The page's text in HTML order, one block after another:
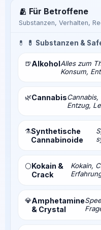
🫂 Für Betroffene
Substanzen, Verhalten,
💊 💊 Substanzen &
🍺AlkoholAlles zum
Konsum,
🌿Cannabis
Entzug,
⚗️Synthetische
Cannabinoide
⚪Kokain &
Crack
Kokain,
💎Amphetamine
& Crystal